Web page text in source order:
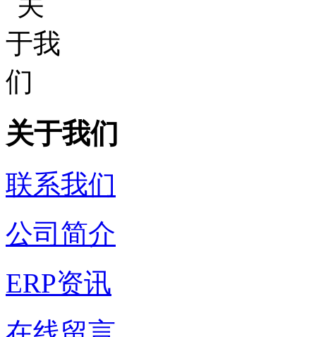
关于我们
联系我们
公司简介
ERP资讯